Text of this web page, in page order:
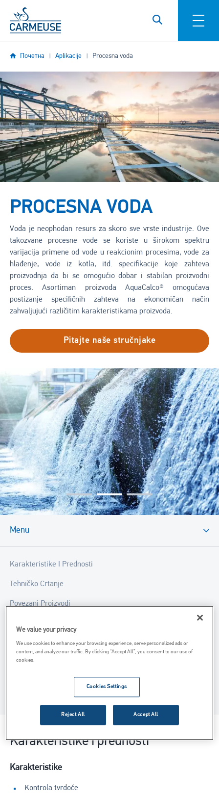
Skip to main content
Почетна Aplikacije Procesna voda
PROCESNA VODA
Voda je neophodan resurs za skoro sve vrste industrije. Ove
takozvane procesne vode se koriste u širokom spektru
varijacija primene od vode u reakcionim procesima, vode za
hlađenje, vode iz kotla, itd. specifikacije koje zahteva
proizvodnja da bi se omogućio dobar i stabilan proizvodni
proces. Asortiman proizvoda AquaCalco® omogućava
postizanje specifičnih zahteva na ekonomičan način
zahvaljujući različitim karakteristikama proizvoda.
Pitajte naše stručnjake
Image
Menu
Karakteristike I Prednosti
Tehničko Crtanje
Povezani Proizvodi
Imate li pitanja o ovoj aplikaciji? Pitajte naše stručnjake
Kontaktirajte nas
Karakteristike i prednosti
Karakteristike
Kontrola tvrdoće
We value your privacy
We use cookies to enhance your browsing experience, serve personalized ads or
content, and analyze our traffic. By clicking “Accept All”, you consent to our use of
cookies.
Cookies Settings
Reject All Accept All